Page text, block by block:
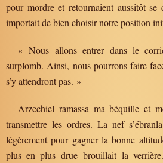
pour mordre et retournaient aussitôt
importait de bien choisir notre position
« Nous allons entrer dans le
surplomb. Ainsi, nous pourrons faire
s’y attendront pas. »
Arzechiel ramassa ma béquille et
transmettre les ordres. La nef
légèrement pour gagner la bonne
plus en plus drue brouillait la